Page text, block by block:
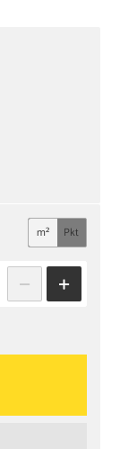
m² Pkt